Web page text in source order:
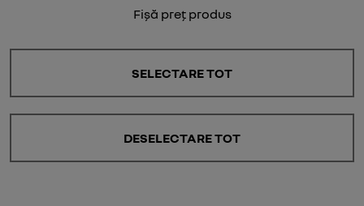
Fișă preț produs
SELECTARE TOT
DESELECTARE TOT